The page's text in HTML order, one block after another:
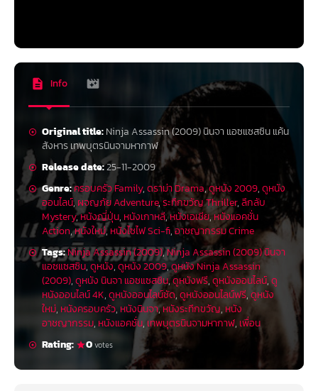
Info
Original title:Ninja Assassin (2009) นินจา แอซแซสซิน แค้น
สังหาร เทพบุตรนินจามหากาฬ
Release date:25-11-2009
Genre:ครอบครัว Family,ดราม่า Drama,ดูหนัง 2009,ดูหนัง
ออนไลน์,ผจญภัย Adventure,ระทึกขวัญ Thriller,ลึกลับ
Mystery,หนังญี่ปุ่น, หนังเกาหลี,หนังเอเชีย,หนังแอคชั่น
Action,หนังใหม่,หนังไซไฟ Sci-fi,อาชญากรรม Crime
Tags:Ninja Assassin (2009),Ninja Assassin (2009) นินจา
แอซแซสซิน,ดูหนัง,ดูหนัง 2009,ดูหนัง Ninja Assassin
(2009),ดูหนัง นินจา แอซแซสซิน,ดูหนังฟรี,ดูหนังออนไลน์,ดู
หนังออนไลน์ 4K,ดูหนังออนไลน์ชัด,ดูหนังออนไลน์ฟรี,ดูหนัง
ใหม่, หนังครอบครัว, หนังนินจา,หนังระทึกขวัญ,หนัง
อาชญากรรม, หนังแอคชั่น, เทพบุตรนินจามหากาฬ, เพื่อน
Rating:
0votes